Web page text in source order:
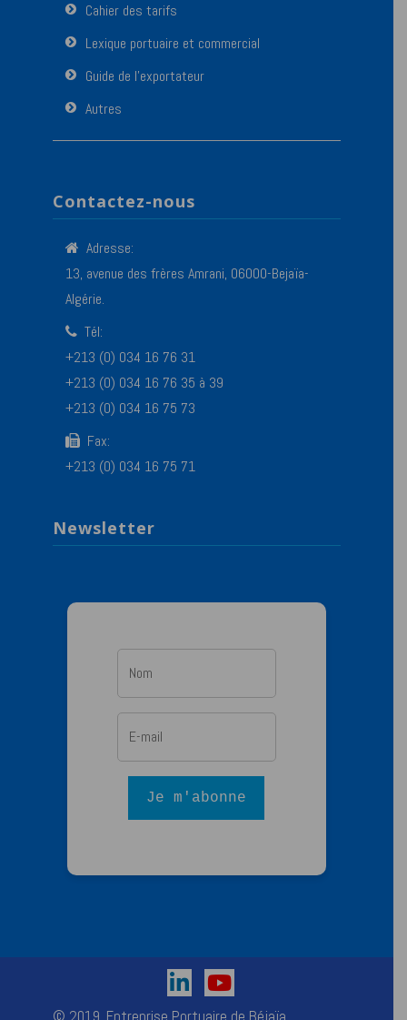
Cahier des tarifs
Lexique portuaire et commercial
Guide de l’exportateur
Autres
Contactez-nous
Adresse:
13, avenue des frères Amrani, 06000-Bejaïa-
Algérie.
Tél:
+213 (0) 034 16 76 31
+213 (0) 034 16 76 35 à 39
+213 (0) 034 16 75 73
Fax:
+213 (0) 034 16 75 71
Newsletter
Je m'abonne